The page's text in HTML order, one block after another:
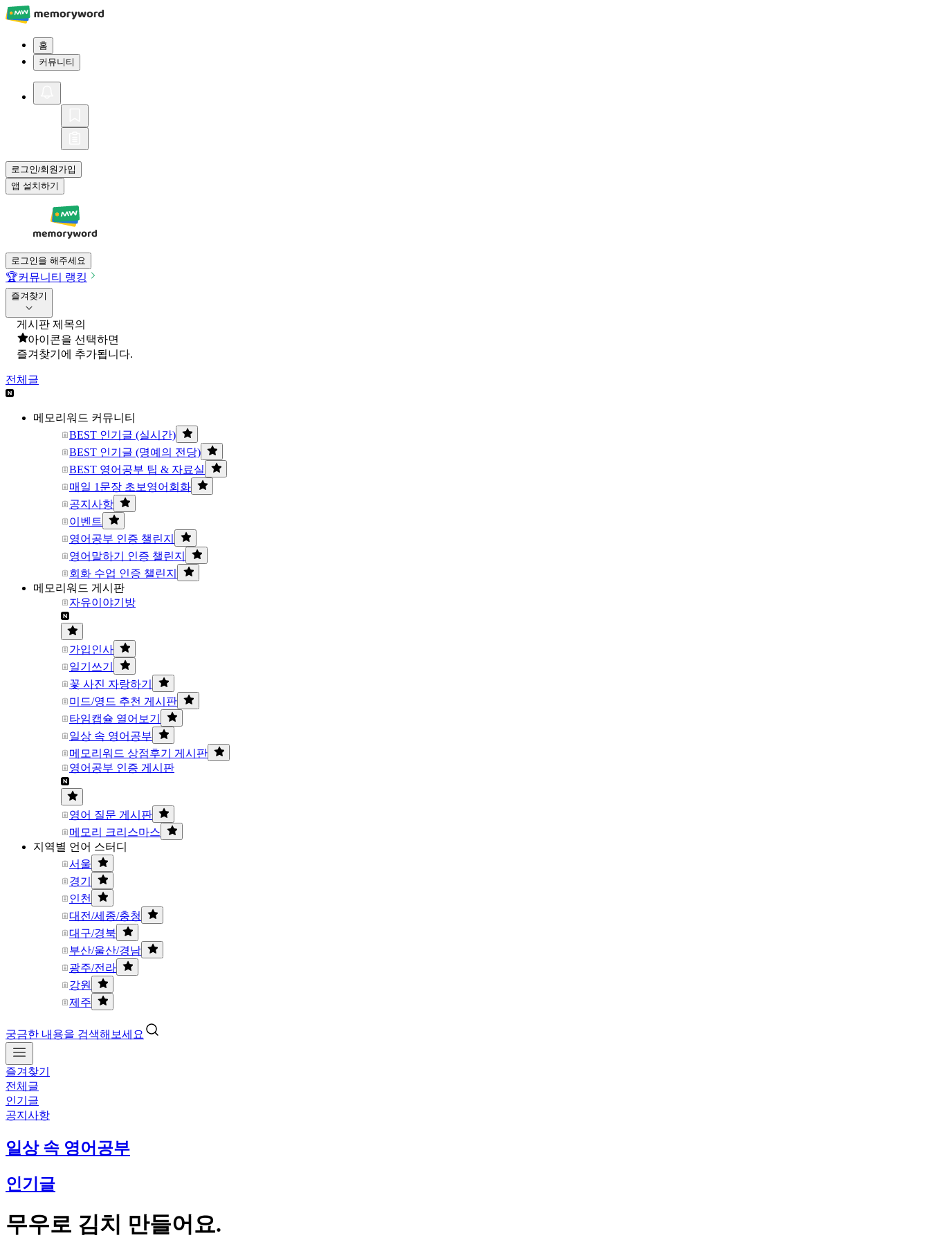
홈
커뮤니티
로그인/회원가입
앱 설치하기
로그인을 해주세요
🏆커뮤니티 랭킹
즐겨찾기
게시판 제목의
아이콘을 선택하면
즐겨찾기에 추가됩니다.
전체글
메모리워드 커뮤니티
BEST 인기글 (실시간)
BEST 인기글 (명예의 전당)
BEST 영어공부 팁 & 자료실
매일 1문장 초보영어회화
공지사항
이벤트
영어공부 인증 챌린지
영어말하기 인증 챌린지
회화 수업 인증 챌린지
메모리워드 게시판
자유이야기방
가입인사
일기쓰기
꽃 사진 자랑하기
미드/영드 추천 게시판
타임캡슐 열어보기
일상 속 영어공부
메모리워드 상점후기 게시판
영어공부 인증 게시판
영어 질문 게시판
메모리 크리스마스
지역별 언어 스터디
서울
경기
인천
대전/세종/충청
대구/경북
부산/울산/경남
광주/전라
강원
제주
궁금한 내용을 검색해보세요
즐겨찾기
전체글
인기글
공지사항
일상 속 영어공부
인기글
무우로 김치 만들어요.